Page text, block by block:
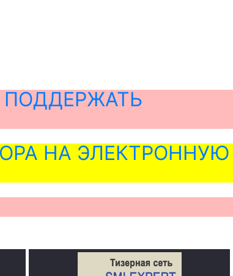
НА ЭЛЕКТРОННУЮ